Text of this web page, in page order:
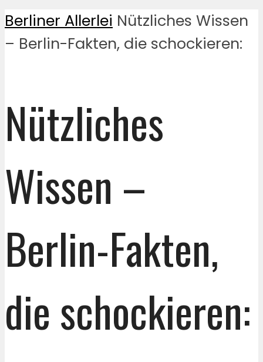
Berliner Allerlei Nützliches Wissen
– Berlin-Fakten, die schockieren:
Nützliches
Wissen –
Berlin-Fakten,
die schockieren: